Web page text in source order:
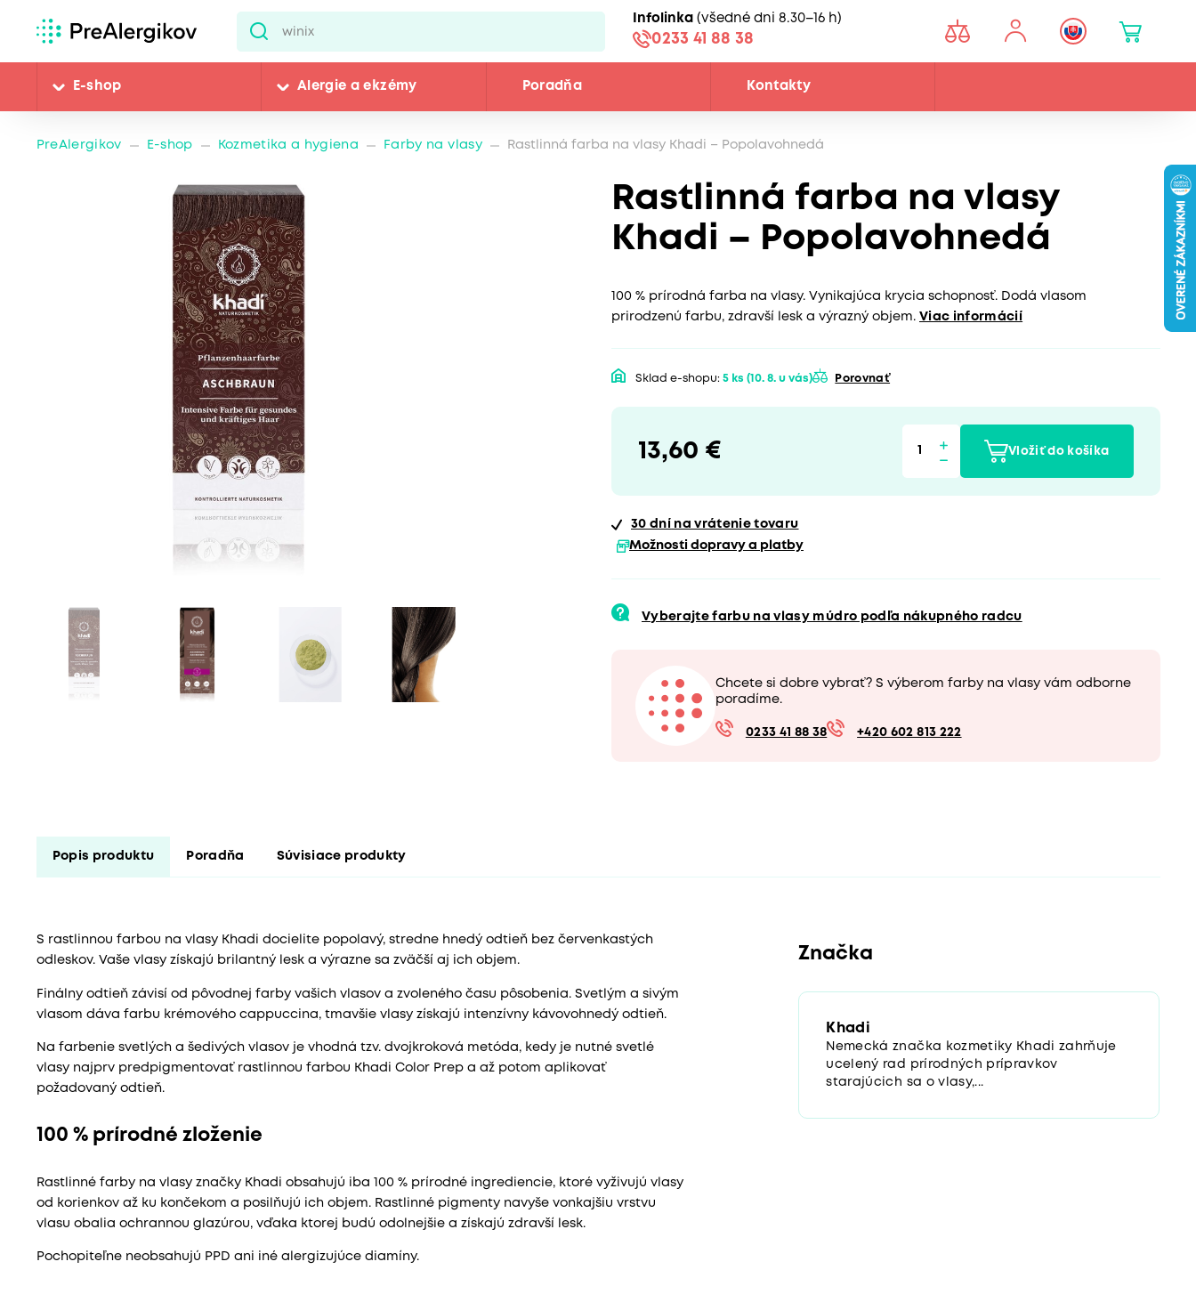
Infolinka (všedné dni 8.30–16 h)
0233 41 88 38
E-shop Alergie a ekzémy Poradňa Kontakty
PreAlergikov E-shop Kozmetika a hygiena Farby na vlasy Rastlinná farba na vlasy Khadi – Popolavohnedá
Rastlinná farba na vlasy
Khadi – Popolavohnedá
100 % prírodná farba na vlasy. Vynikajúca krycia schopnosť. Dodá vlasom
prirodzenú farbu, zdravší lesk a výrazný objem. Viac informácií
Sklad e-shopu: 5 ks (10. 8. u vás) Porovnať
13,60 € Vložiť do košíka
30 dní na vrátenie tovaru
Možnosti dopravy a platby
Vyberajte farbu na vlasy múdro podľa nákupného radcu
Chcete si dobre vybrať? S výberom farby na vlasy vám odborne
poradíme.
0233 41 88 38 +420 602 813 222
Popis produktu Poradňa Súvisiace produkty
S rastlinnou farbou na vlasy Khadi docielite popolavý, stredne hnedý odtieň bez červenkastých
odleskov. Vaše vlasy získajú brilantný lesk a výrazne sa zväčší aj ich objem.
Finálny odtieň závisí od pôvodnej farby vašich vlasov a zvoleného času pôsobenia. Svetlým a sivým
vlasom dáva farbu krémového cappuccina, tmavšie vlasy získajú intenzívny kávovohnedý odtieň.
Na farbenie svetlých a šedivých vlasov je vhodná tzv. dvojkroková metóda, kedy je nutné svetlé
vlasy najprv predpigmentovať rastlinnou farbou Khadi Color Prep a až potom aplikovať
požadovaný odtieň.
100 % prírodné zloženie
Rastlinné farby na vlasy značky Khadi obsahujú iba 100 % prírodné ingrediencie, ktoré vyživujú vlasy
od korienkov až ku končekom a posilňujú ich objem. Rastlinné pigmenty navyše vonkajšiu vrstvu
vlasu obalia ochrannou glazúrou, vďaka ktorej budú odolnejšie a získajú zdravší lesk.
Pochopiteľne neobsahujú PPD ani iné alergizujúce diamíny.
Značka
Khadi
Nemecká značka kozmetiky Khadi zahrňuje
ucelený rad prírodných prípravkov
starajúcich sa o vlasy,...